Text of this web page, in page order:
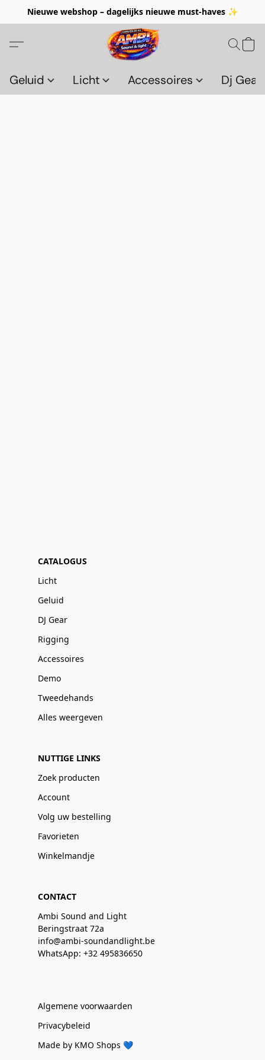
Nieuwe webshop – dagelijks nieuwe must-haves ✨
Geluid Licht Accessoires Dj Gear
CATALOGUS
Licht
Geluid
DJ Gear
Rigging
Accessoires
Demo
Tweedehands
Alles weergeven
NUTTIGE LINKS
Zoek producten
Account
Volg uw bestelling
Favorieten
Winkelmandje
CONTACT
Ambi Sound and Light
Beringstraat 72a
info@ambi-soundandlight.be
WhatsApp: +32 495836650
Algemene voorwaarden
Privacybeleid
Made by KMO Shops 💙